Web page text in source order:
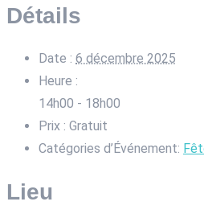
Détails
Date : 6 décembre 2025
Heure :
14h00 - 18h00
Prix : Gratuit
Catégories d’Événement:
Lieu